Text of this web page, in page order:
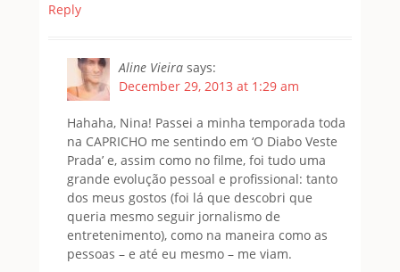
Reply
Aline Vieira says:
December 29, 2013 at 1:29 am
Hahaha, Nina! Passei a minha temporada toda
na CAPRICHO me sentindo em ‘O Diabo Veste
Prada’ e, assim como no filme, foi tudo uma
grande evolução pessoal e profissional: tanto
dos meus gostos (foi lá que descobri que
queria mesmo seguir jornalismo de
entretenimento), como na maneira como as
pessoas – e até eu mesmo – me viam.